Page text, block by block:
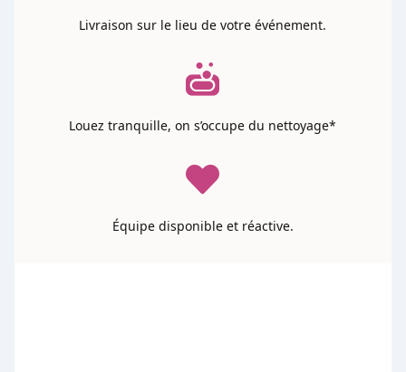
Livraison sur le lieu de votre événement.

Louez tranquille, on s’occupe du nettoyage*

Équipe disponible et réactive.